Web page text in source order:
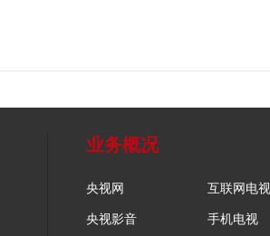
业务概况
央视网 互联网电视
央视影音 手机电视